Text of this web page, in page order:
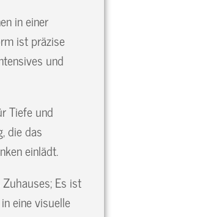
in einer
ist präzise
und
Tiefe und
die das
einlädt.
Es ist
eine visuelle